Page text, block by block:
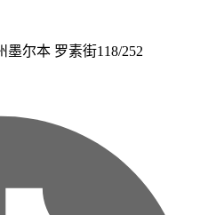
尔本 罗素街118/252